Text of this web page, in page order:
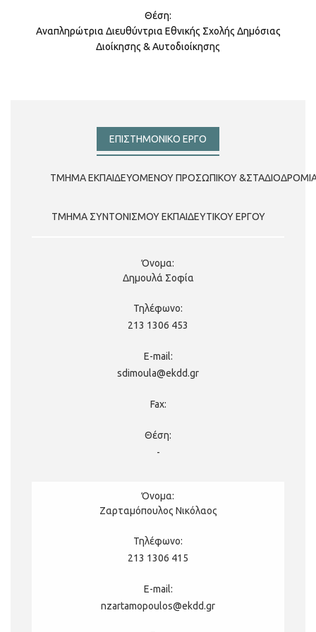
Αναπληρώτρια Διευθύντρια Εθνικής Σχολής Δημόσιας
Διοίκησης & Αυτοδιοίκησης
ΕΠΙΣΤΗΜΟΝΙΚΟ ΕΡΓΟ
ΤΜΗΜΑ ΕΚΠΑΙΔΕΥΟΜΕΝΟΥ ΠΡΟΣΩΠΙΚΟΥ
ΤΜΗΜΑ ΣΥΝΤΟΝΙΣΜΟΥ ΕΚΠΑΙΔΕΥΤΙΚΟΥ ΕΡΓΟΥ
Δημουλά Σοφία
213 1306 453
sdimoula@ekdd.gr
-
Ζαρταμόπουλος Νικόλαος
213 1306 415
nzartamopoulos@ekdd.gr
Μουρτίκα Ελένη
213 1306 535
emourtika@ekdd.gr
Βρυώνη Χρυσαφούλα
213 1306 349
chvryoni@ekdd.gr